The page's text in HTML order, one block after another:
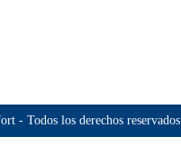
- Todos los derechos reservados.